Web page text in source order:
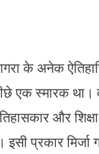
के अनेक
एक स्मारक
और
प्रकार